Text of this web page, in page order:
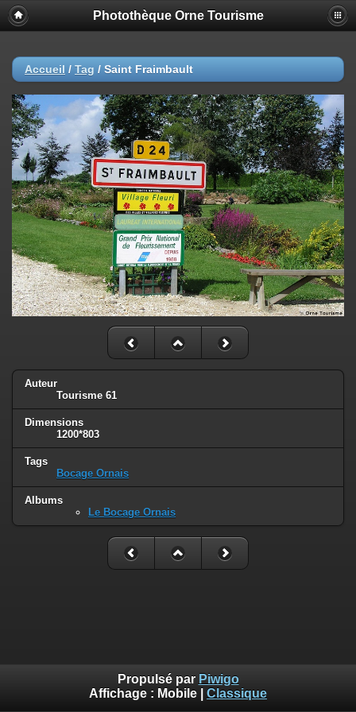
Photothèque Orne Tourisme
Accueil / Tag / Saint Fraimbault
Auteur
Tourisme 61
Dimensions
1200*803
Tags
Bocage Ornais
Albums
Le Bocage Ornais
Propulsé par Piwigo
Affichage : Mobile Classique